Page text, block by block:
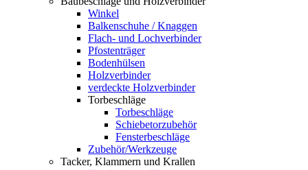
Winkel
Balkenschuhe / Knaggen
Flach- und Lochverbinder
Pfostenträger
Bodenhülsen
Holzverbinder
verdeckte Holzverbinder
Torbeschläge
Torbeschläge
Schiebetorzubehör
Fensterbeschläge
Zubehör/Werkzeuge
Tacker, Klammern und Krallen